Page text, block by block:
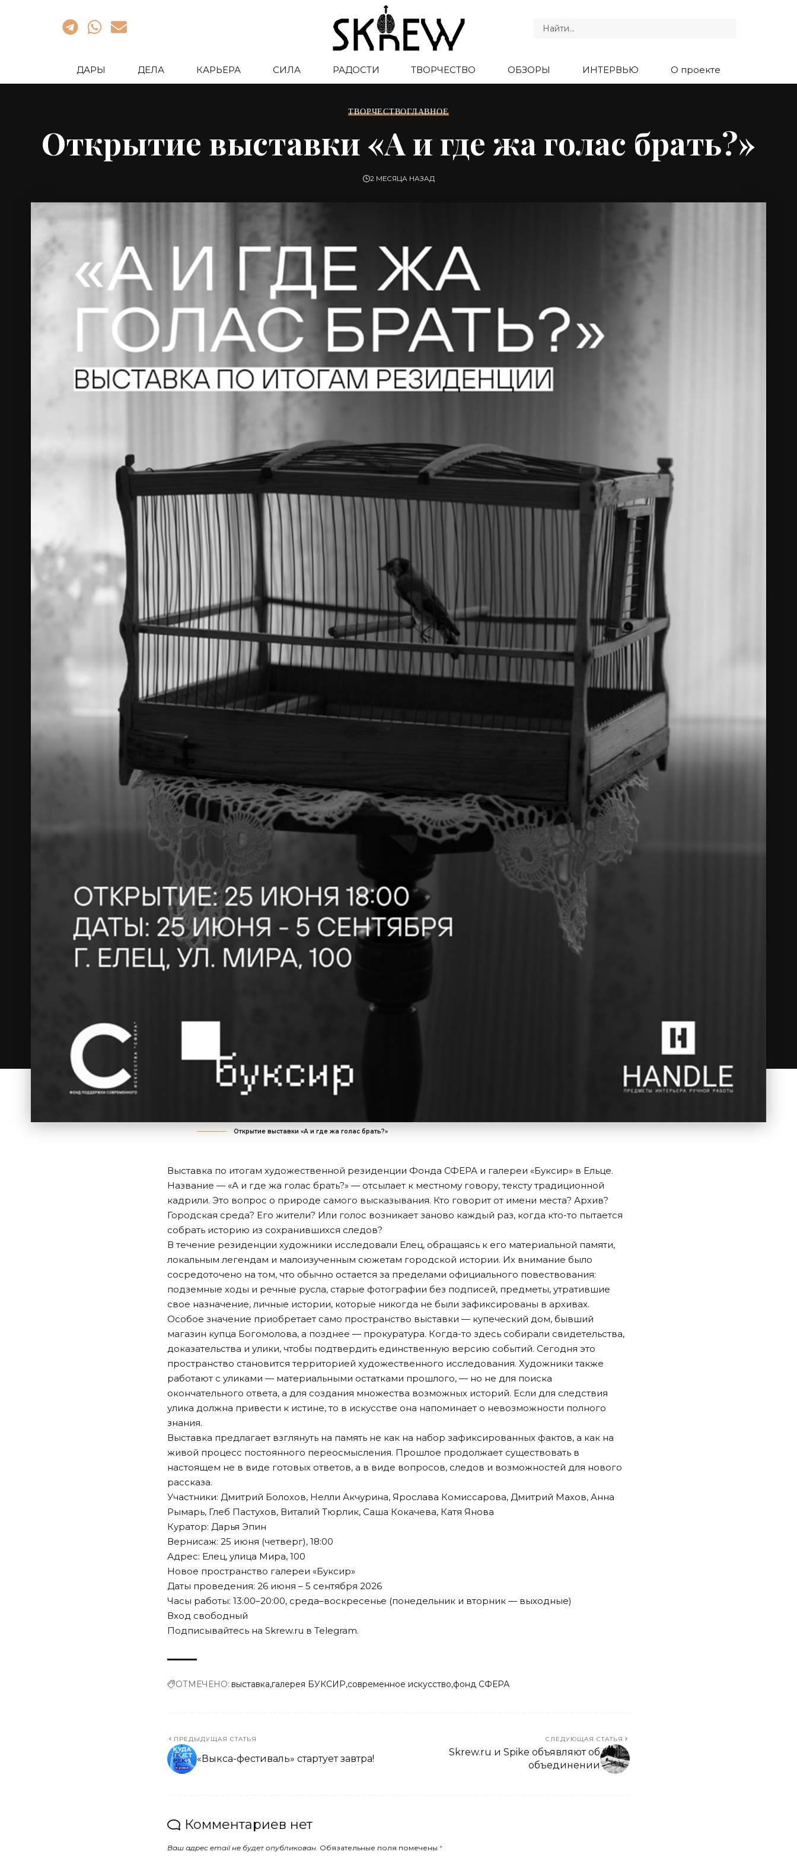
ДАРЫ ДЕЛА КАРЬЕРА СИЛА РАДОСТИ ТВОРЧЕСТВО ОБЗОРЫ ИНТЕРВЬЮ О проекте
ТВОРЧЕСТВОГЛАВНОЕ
Открытие выставки «А и где жа голас брать?»
2 МЕСЯЦА НАЗАД
Открытие выставки «А и где жа голас брать?»
Выставка по итогам художественной резиденции Фонда СФЕРА и галереи «Буксир» в Ельце.
Название — «А и где жа голас брать?» — отсылает к местному говору, тексту традиционной
кадрили. Это вопрос о природе самого высказывания. Кто говорит от имени места? Архив?
Городская среда? Его жители? Или голос возникает заново каждый раз, когда кто-то пытается
собрать историю из сохранившихся следов?
В течение резиденции художники исследовали Елец, обращаясь к его материальной памяти,
локальным легендам и малоизученным сюжетам городской истории. Их внимание было
сосредоточено на том, что обычно остается за пределами официального повествования:
подземные ходы и речные русла, старые фотографии без подписей, предметы, утратившие
свое назначение, личные истории, которые никогда не были зафиксированы в архивах.
Особое значение приобретает само пространство выставки — купеческий дом, бывший
магазин купца Богомолова, а позднее — прокуратура. Когда-то здесь собирали свидетельства,
доказательства и улики, чтобы подтвердить единственную версию событий. Сегодня это
пространство становится территорией художественного исследования. Художники также
работают с уликами — материальными остатками прошлого, — но не для поиска
окончательного ответа, а для создания множества возможных историй. Если для следствия
улика должна привести к истине, то в искусстве она напоминает о невозможности полного
знания.
Выставка предлагает взглянуть на память не как на набор зафиксированных фактов, а как на
живой процесс постоянного переосмысления. Прошлое продолжает существовать в
настоящем не в виде готовых ответов, а в виде вопросов, следов и возможностей для нового
рассказа.
Участники: Дмитрий Болохов, Нелли Акчурина, Ярослава Комиссарова, Дмитрий Махов, Анна
Рымарь, Глеб Пастухов, Виталий Тюрлик, Саша Кокачева, Катя Янова
Куратор: Дарья Эпин
Вернисаж: 25 июня (четверг), 18:00
Адрес: Елец, улица Мира, 100
Новое пространство галереи «Буксир»
Даты проведения: 26 июня – 5 сентября 2026
Часы работы: 13:00–20:00, среда–воскресенье (понедельник и вторник — выходные)
Вход свободный
Подписывайтесь на Skrew.ru в Telegram.
ОТМЕЧЕНО: выставка галерея БУКСИР современное искусство фонд СФЕРА
ПРЕДЫДУЩАЯ СТАТЬЯ
«Выкса-фестиваль» стартует завтра!
СЛЕДУЮЩАЯ СТАТЬЯ
Skrew.ru и Spike объявляют об
объединении
Комментариев нет
Ваш адрес email не будет опубликован. Обязательные поля помечены *